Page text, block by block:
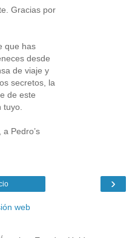
Gracias por
que has
desde
de viaje y
secretos, la
de este
Pedro’s
›
web